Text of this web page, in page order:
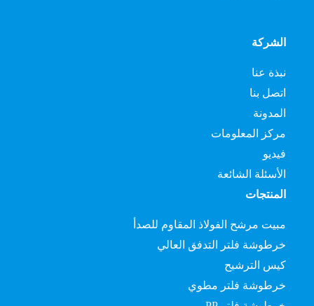
الشركة
نبذة عنا
اتصل بنا
المدونة
مركز المعلومات
فيديو
الأسئلة الشائعة
المنتجات
مبيت مرشح الفولاذ المقاوم للصدأ
خرطوشة فلتر التدفق العالي
كيس الترشيح
خرطوشة فلتر مطوي